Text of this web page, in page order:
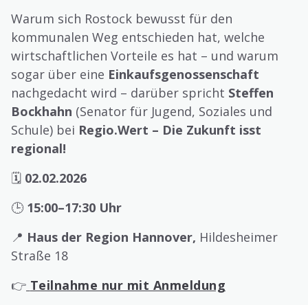
Warum sich Rostock bewusst für den
kommunalen Weg entschieden hat, welche
wirtschaftlichen Vorteile es hat – und warum
sogar über eine Einkaufsgenossenschaft
nachgedacht wird – darüber spricht Steffen
Bockhahn (Senator für Jugend, Soziales und
Schule) bei Regio.Wert – Die Zukunft isst
regional!
🗓 02.02.2026
🕒 15:00–17:30 Uhr
📍 Haus der Region Hannover, Hildesheimer
Straße 18
👉 Teilnahme nur mit Anmeldung